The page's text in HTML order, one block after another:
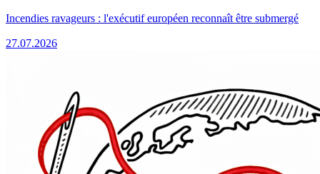
Incendies ravageurs : l'exécutif européen reconnaît être submergé
27.07.2026